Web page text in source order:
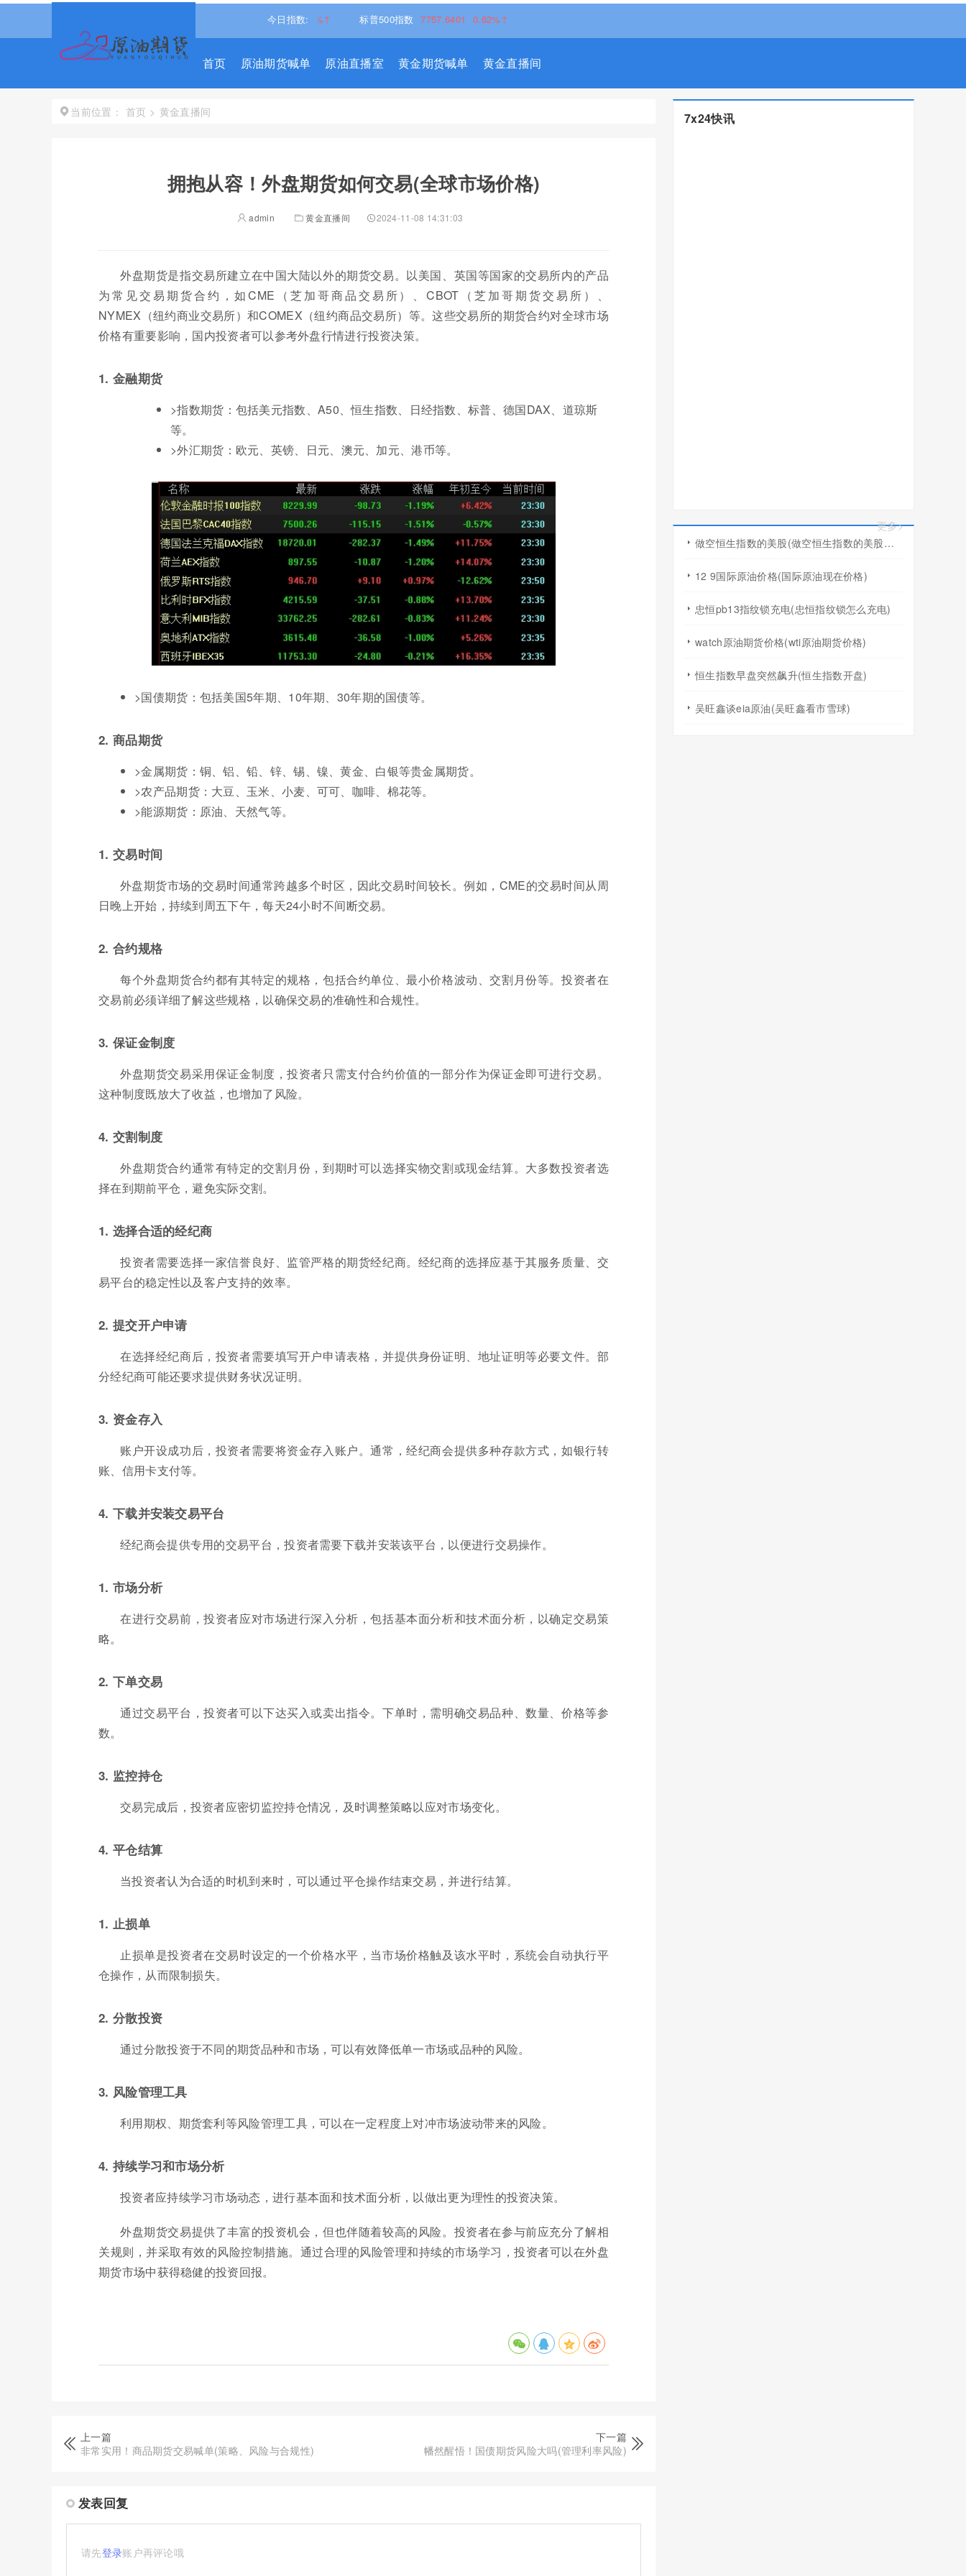
今日指数:
1.30%↑ 标普500指数 7757.6401 0.62%↑
首页 原油期货喊单 原油直播室 黄金期货喊单 黄金直播间
当前位置： 首页 > 黄金直播间
拥抱从容！外盘期货如何交易(全球市场价格)
admin 黄金直播间 2024-11-08 14:31:03
外盘期货是指交易所建立在中国大陆以外的期货交易。以美国、英国等国家的交易所内的产品
为常见交易期货合约，如CME（芝加哥商品交易所）、CBOT（芝加哥期货交易所）、
NYMEX（纽约商业交易所）和COMEX（纽约商品交易所）等。这些交易所的期货合约对全球市场
价格有重要影响，国内投资者可以参考外盘行情进行投资决策。
1. 金融期货
>指数期货：包括美元指数、A50、恒生指数、日经指数、标普、德国DAX、道琼斯
等。
>外汇期货：欧元、英镑、日元、澳元、加元、港币等。
>国债期货：包括美国5年期、10年期、30年期的国债等。
2. 商品期货
>金属期货：铜、铝、铅、锌、锡、镍、黄金、白银等贵金属期货。
>农产品期货：大豆、玉米、小麦、可可、咖啡、棉花等。
>能源期货：原油、天然气等。
1. 交易时间
外盘期货市场的交易时间通常跨越多个时区，因此交易时间较长。例如，CME的交易时间从周
日晚上开始，持续到周五下午，每天24小时不间断交易。
2. 合约规格
每个外盘期货合约都有其特定的规格，包括合约单位、最小价格波动、交割月份等。投资者在
交易前必须详细了解这些规格，以确保交易的准确性和合规性。
3. 保证金制度
外盘期货交易采用保证金制度，投资者只需支付合约价值的一部分作为保证金即可进行交易。
这种制度既放大了收益，也增加了风险。
4. 交割制度
外盘期货合约通常有特定的交割月份，到期时可以选择实物交割或现金结算。大多数投资者选
择在到期前平仓，避免实际交割。
1. 选择合适的经纪商
投资者需要选择一家信誉良好、监管严格的期货经纪商。经纪商的选择应基于其服务质量、交
易平台的稳定性以及客户支持的效率。
2. 提交开户申请
在选择经纪商后，投资者需要填写开户申请表格，并提供身份证明、地址证明等必要文件。部
分经纪商可能还要求提供财务状况证明。
3. 资金存入
账户开设成功后，投资者需要将资金存入账户。通常，经纪商会提供多种存款方式，如银行转
账、信用卡支付等。
4. 下载并安装交易平台
经纪商会提供专用的交易平台，投资者需要下载并安装该平台，以便进行交易操作。
1. 市场分析
在进行交易前，投资者应对市场进行深入分析，包括基本面分析和技术面分析，以确定交易策
略。
2. 下单交易
通过交易平台，投资者可以下达买入或卖出指令。下单时，需明确交易品种、数量、价格等参
数。
3. 监控持仓
交易完成后，投资者应密切监控持仓情况，及时调整策略以应对市场变化。
4. 平仓结算
当投资者认为合适的时机到来时，可以通过平仓操作结束交易，并进行结算。
1. 止损单
止损单是投资者在交易时设定的一个价格水平，当市场价格触及该水平时，系统会自动执行平
仓操作，从而限制损失。
2. 分散投资
通过分散投资于不同的期货品种和市场，可以有效降低单一市场或品种的风险。
3. 风险管理工具
利用期权、期货套利等风险管理工具，可以在一定程度上对冲市场波动带来的风险。
4. 持续学习和市场分析
投资者应持续学习市场动态，进行基本面和技术面分析，以做出更为理性的投资决策。
外盘期货交易提供了丰富的投资机会，但也伴随着较高的风险。投资者在参与前应充分了解相
关规则，并采取有效的风险控制措施。通过合理的风险管理和持续的市场学习，投资者可以在外盘
期货市场中获得稳健的投资回报。
上一篇
非常实用！商品期货交易喊单(策略、风险与合规性)
下一篇
幡然醒悟！国债期货风险大吗(管理利率风险)
发表回复
请先登录账户再评论哦
7x24快讯
更多>
做空恒生指数的美股(做空恒生指数的美股有哪些)
12 9国际原油价格(国际原油现在价格)
忠恒pb13指纹锁充电(忠恒指纹锁怎么充电)
watch原油期货价格(wti原油期货价格)
恒生指数早盘突然飙升(恒生指数开盘)
吴旺鑫谈eia原油(吴旺鑫看市雪球)